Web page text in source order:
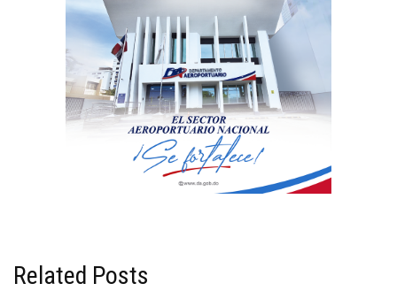
Related Posts